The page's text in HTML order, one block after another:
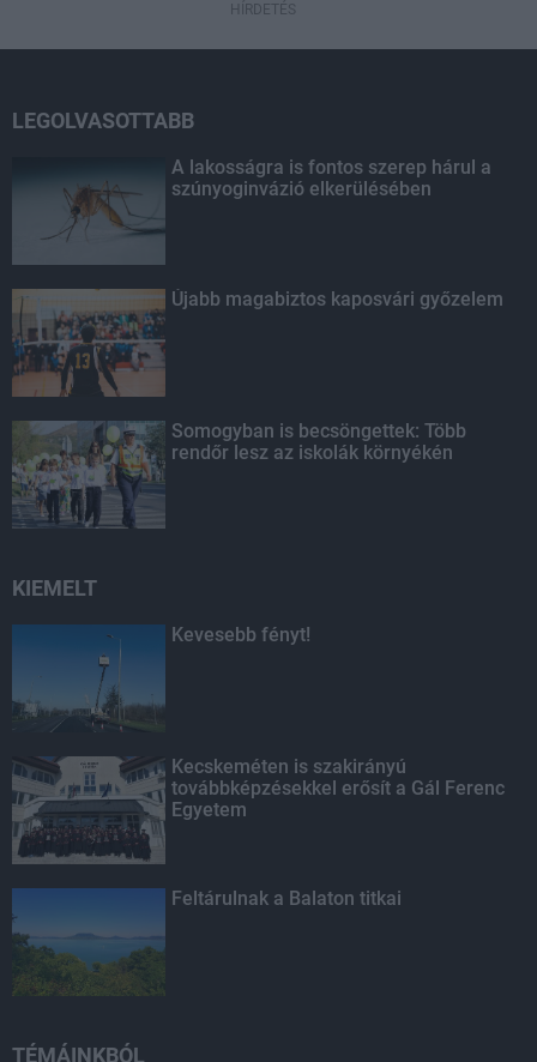
HÍRDETÉS
LEGOLVASOTTABB
A lakosságra is fontos szerep hárul a
szúnyoginvázió elkerülésében
Újabb magabiztos kaposvári győzelem
Somogyban is becsöngettek: Több
rendőr lesz az iskolák környékén
KIEMELT
Kevesebb fényt!
Kecskeméten is szakirányú
továbbképzésekkel erősít a Gál Ferenc
Egyetem
Feltárulnak a Balaton titkai
TÉMÁINKBÓL